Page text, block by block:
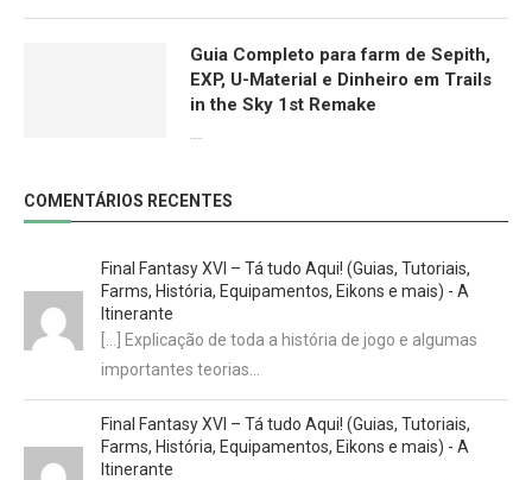
Guia Completo para farm de Sepith,
EXP, U-Material e Dinheiro em Trails
in the Sky 1st Remake
COMENTÁRIOS RECENTES
Final Fantasy XVI – Tá tudo Aqui! (Guias, Tutoriais,
Farms, História, Equipamentos, Eikons e mais) - A
Itinerante
[…] Explicação de toda a história de jogo e algumas
importantes teorias…
Final Fantasy XVI – Tá tudo Aqui! (Guias, Tutoriais,
Farms, História, Equipamentos, Eikons e mais) - A
Itinerante